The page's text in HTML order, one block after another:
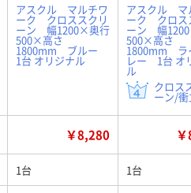
アスクル マルチワ
ーク クロススクリ
ーン 幅1200×奥行
500×高さ
1800mm ブルー
1台 オリジナル
アスクル マ
ーク クロス
ーン 幅
500×高さ
1800mm ラ
レー 1台 オ
ル
クロス
ーン/衝
￥8,280
1台 1台